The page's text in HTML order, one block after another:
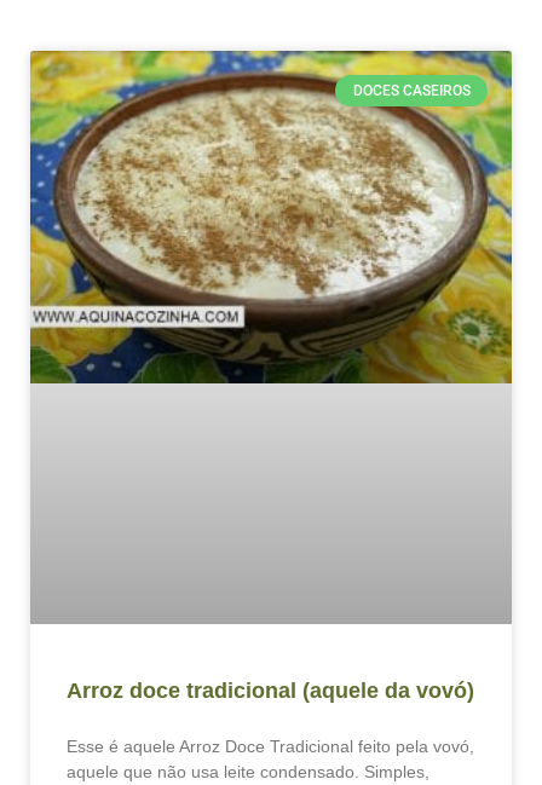
DOCES CASEIROS
Arroz doce tradicional (aquele da vovó)
Esse é aquele Arroz Doce Tradicional feito pela vovó,
aquele que não usa leite condensado. Simples,